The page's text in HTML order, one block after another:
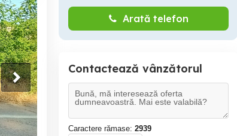
Arată telefon
Contactează vânzătorul
Caractere rămase: 2939